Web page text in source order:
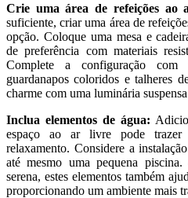
Crie uma área de refeições ao
suficiente, criar uma área de
opção. Coloque uma mesa e
de preferência com materiais
Complete a configuração
guardanapos coloridos e talheres
charme com uma luminária
Inclua elementos de água:
espaço ao ar livre pode trazer
relaxamento. Considere a
até mesmo uma pequena
serena, estes elementos também
proporcionando um ambiente mais